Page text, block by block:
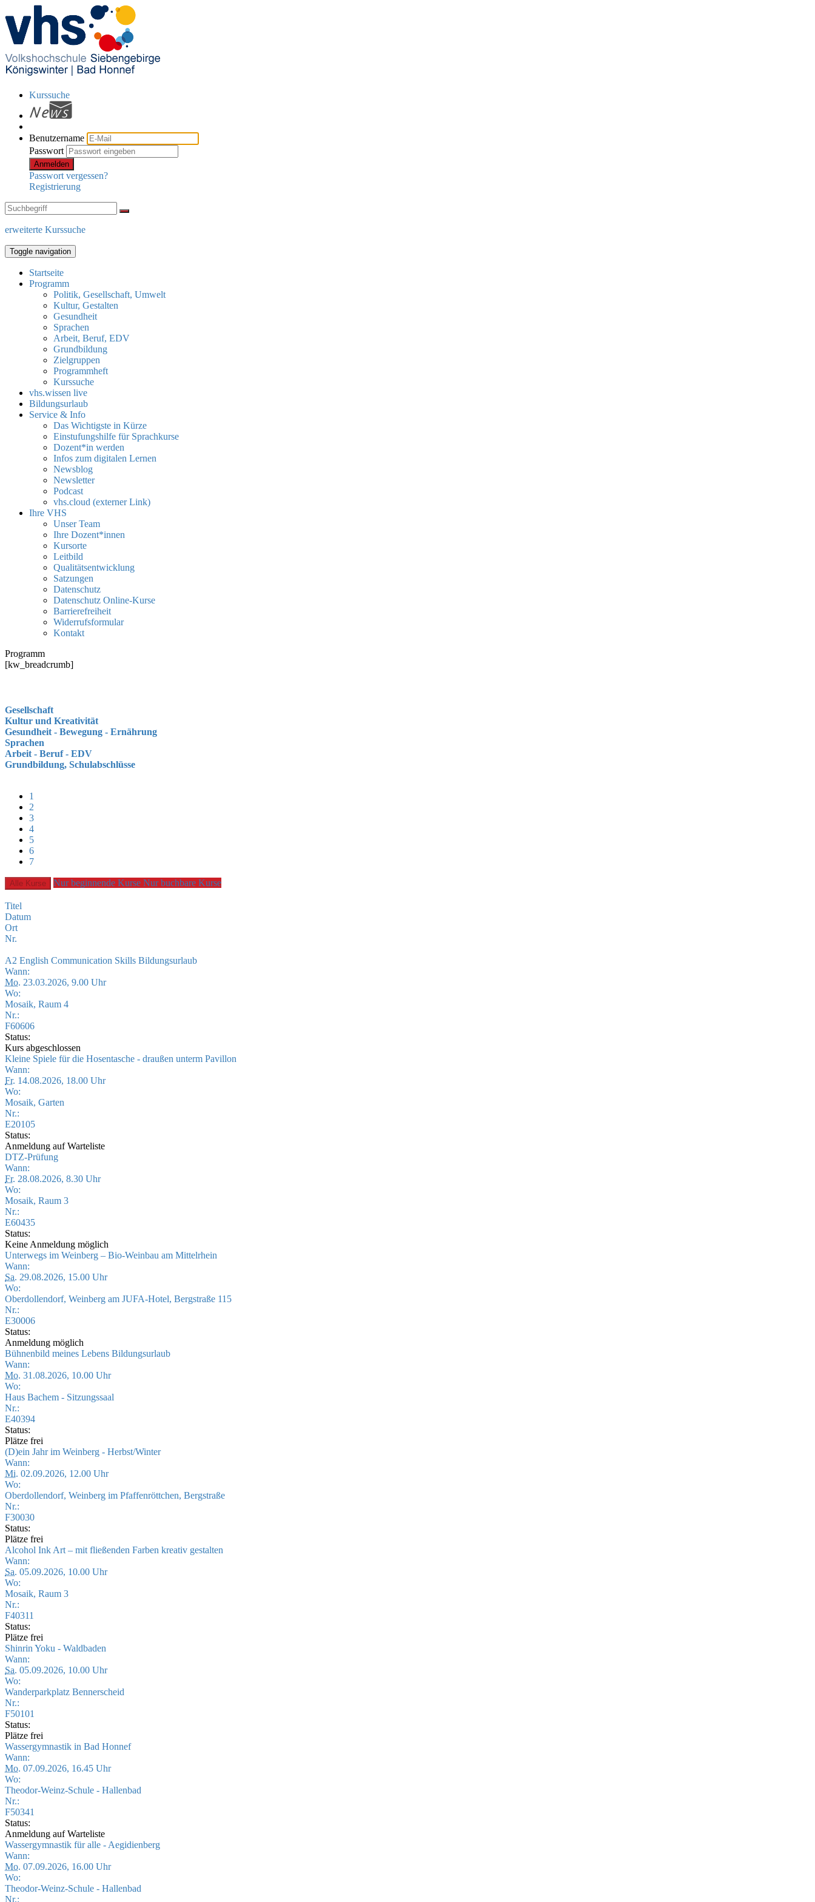
Kurssuche
Benutzername
Passwort
Anmelden
Passwort vergessen?
Registrierung
erweiterte Kurssuche
Toggle navigation
Startseite
Programm
Politik, Gesellschaft, Umwelt
Kultur, Gestalten
Gesundheit
Sprachen
Arbeit, Beruf, EDV
Grundbildung
Zielgruppen
Programmheft
Kurssuche
vhs.wissen live
Bildungsurlaub
Service & Info
Das Wichtigste in Kürze
Einstufungshilfe für Sprachkurse
Dozent*in werden
Infos zum digitalen Lernen
Newsblog
Newsletter
Podcast
vhs.cloud (externer Link)
Ihre VHS
Unser Team
Ihre Dozent*innen
Kursorte
Leitbild
Qualitätsentwicklung
Satzungen
Datenschutz
Datenschutz Online-Kurse
Barrierefreiheit
Widerrufsformular
Kontakt
Programm
[kw_breadcrumb]
Gesellschaft
Kultur und Kreativität
Gesundheit - Bewegung - Ernährung
Sprachen
Arbeit - Beruf - EDV
Grundbildung, Schulabschlüsse
1
2
3
4
5
6
7
Alle Kurse Nur beginnende Kurse Nur buchbare Kurse
Titel
Datum
Ort
Nr.
A2 English Communication Skills Bildungsurlaub
Wann:
Mo. 23.03.2026, 9.00 Uhr
Wo:
Mosaik, Raum 4
Nr.:
F60606
Status:
Kurs abgeschlossen
Kleine Spiele für die Hosentasche - draußen unterm Pavillon
Wann:
Fr. 14.08.2026, 18.00 Uhr
Wo:
Mosaik, Garten
Nr.:
E20105
Status:
Anmeldung auf Warteliste
DTZ-Prüfung
Wann:
Fr. 28.08.2026, 8.30 Uhr
Wo:
Mosaik, Raum 3
Nr.:
E60435
Status:
Keine Anmeldung möglich
Unterwegs im Weinberg – Bio-Weinbau am Mittelrhein
Wann:
Sa. 29.08.2026, 15.00 Uhr
Wo:
Oberdollendorf, Weinberg am JUFA-Hotel, Bergstraße 115
Nr.:
E30006
Status:
Anmeldung möglich
Bühnenbild meines Lebens Bildungsurlaub
Wann:
Mo. 31.08.2026, 10.00 Uhr
Wo:
Haus Bachem - Sitzungssaal
Nr.:
E40394
Status:
Plätze frei
(D)ein Jahr im Weinberg - Herbst/Winter
Wann:
Mi. 02.09.2026, 12.00 Uhr
Wo:
Oberdollendorf, Weinberg im Pfaffenröttchen, Bergstraße
Nr.:
F30030
Status:
Plätze frei
Alcohol Ink Art – mit fließenden Farben kreativ gestalten
Wann:
Sa. 05.09.2026, 10.00 Uhr
Wo:
Mosaik, Raum 3
Nr.:
F40311
Status:
Plätze frei
Shinrin Yoku - Waldbaden
Wann:
Sa. 05.09.2026, 10.00 Uhr
Wo:
Wanderparkplatz Bennerscheid
Nr.:
F50101
Status:
Plätze frei
Wassergymnastik in Bad Honnef
Wann:
Mo. 07.09.2026, 16.45 Uhr
Wo:
Theodor-Weinz-Schule - Hallenbad
Nr.:
F50341
Status:
Anmeldung auf Warteliste
Wassergymnastik für alle - Aegidienberg
Wann:
Mo. 07.09.2026, 16.00 Uhr
Wo:
Theodor-Weinz-Schule - Hallenbad
Nr.: